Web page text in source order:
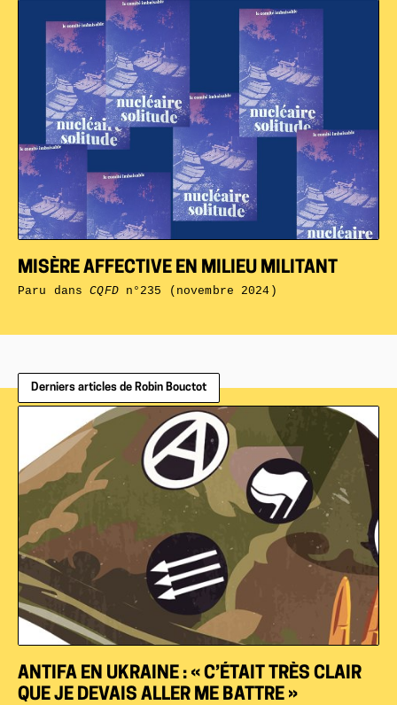
MISÈRE AFFECTIVE EN MILIEU MILITANT
Paru dansCQFDn°235 (novembre 2024)
Derniers articles de Robin Bouctot
ANTIFA EN UKRAINE : « C’ÉTAIT TRÈS CLAIR
QUE JE DEVAIS ALLER ME BATTRE »